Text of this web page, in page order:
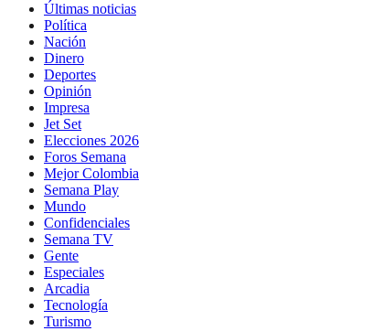
Últimas noticias
Política
Nación
Dinero
Deportes
Opinión
Impresa
Jet Set
Elecciones 2026
Foros Semana
Mejor Colombia
Semana Play
Mundo
Confidenciales
Semana TV
Gente
Especiales
Arcadia
Tecnología
Turismo